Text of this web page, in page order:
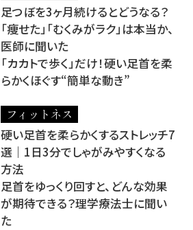
足つぼを3ヶ月続けるとどうなる？
「痩せた」「むくみがラク」は本当か、
医師に聞いた
「カカトで歩く」だけ！硬い足首を柔
らかくほぐす“簡単な動き”
フィットネス
硬い足首を柔らかくするストレッチ7
選｜1日3分でしゃがみやすくなる
方法
足首をゆっくり回すと、どんな効果
が期待できる？理学療法士に聞い
た